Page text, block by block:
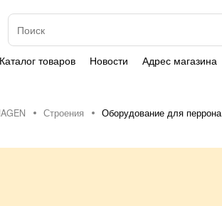
Каталог товаров Новости Адрес магазина
Строения Оборудование для перрона